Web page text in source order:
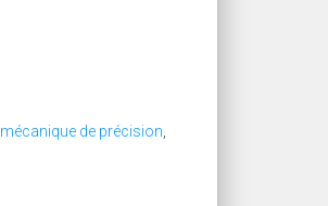
mécanique de précision